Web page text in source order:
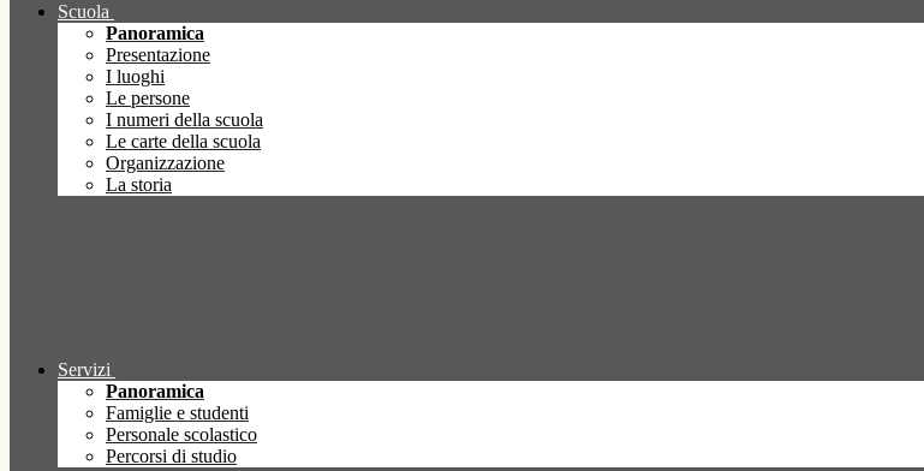
Scuola
Panoramica
Presentazione
I luoghi
Le persone
I numeri della scuola
Le carte della scuola
Organizzazione
La storia
Servizi
Panoramica
Famiglie e studenti
Personale scolastico
Percorsi di studio